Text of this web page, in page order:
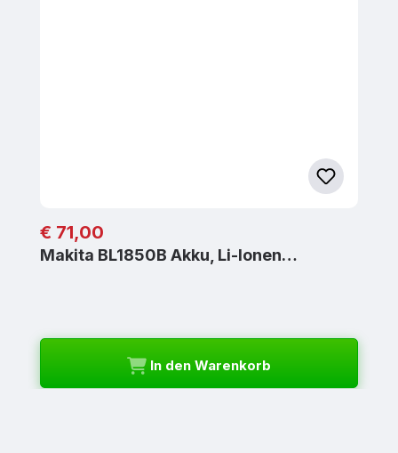
Regulärer Preis:
€ 71,00
Makita BL1850B Akku, Li-Ionen…
In den Warenkorb